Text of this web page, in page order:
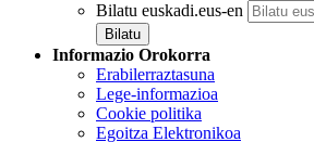
Bilatu euskadi.eus-en
Informazio Orokorra
Erabilerraztasuna
Lege-informazioa
Cookie politika
Egoitza Elektronikoa